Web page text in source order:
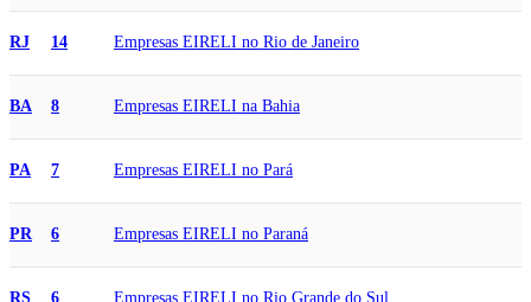
RJ 14 Empresas EIRELI no Rio de Janeiro
BA 8 Empresas EIRELI na Bahia
PA 7 Empresas EIRELI no Pará
PR 6 Empresas EIRELI no Paraná
RS 6 Empresas EIRELI no Rio Grande do Sul